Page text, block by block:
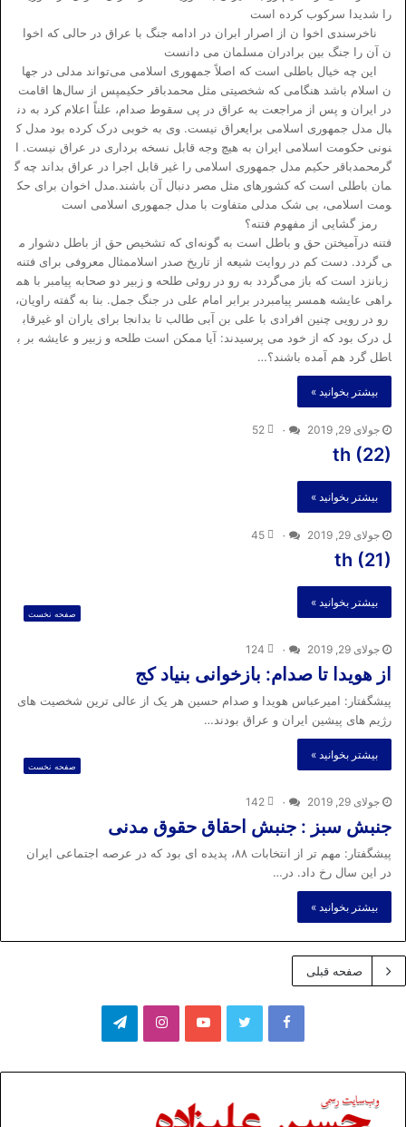
را شدیدا سرکوب کرده است
ناخرسندی اخوا ن از اصرار ابران در ادامه جنگ با عراق در حالی که اخوا
ن آن را جنگ بین برادران مسلمان می دانست
این چه خیال باطلی است که اصلاً جمهوری اسلامی می‌تواند مدلی در جها
ن اسلام باشد هنگامی که شخصیتی مثل محمدباقر حکیمپس از سال‌ها اقامت
در ایران و پس از مراجعت به عراق در پی سقوط صدام، علناً اعلام کرد به دن
بال مدل جمهوری اسلامی برایعراق نیست. وی به خوبی درک کرده بود مدل ک
نونی حکومت اسلامی ایران به هیچ وجه قابل نسخه برداری در عراق نیست. ا
گرمحمدباقر حکیم مدل جمهوری اسلامی را غیر قابل اجرا در عراق بداند چه گ
مان باطلی است که کشورهای مثل مصر دنبال آن باشند.مدل اخوان برای حک
ومت اسلامی، بی شک مدلی متفاوت با مدل جمهوری اسلامی است
رمز گشایی از مفهوم فتنه؟
فتنه درآمیختن حق و باطل است به گونه‌ای که تشخیص حق از باطل دشوار م
ی گردد. دست کم در روایت شیعه از تاریخ صدر اسلاممثال معروفی برای فتنه
زبانزد است که باز می‌گردد به رو در روئی طلحه و زبیر دو صحابه پیامبر با هم
راهی عایشه همسر پیامبردر برابر امام علی در جنگ جمل. بنا به گفته راویان،
رو در رویی چنین افرادی با علی بن آبی طالب تا بدانجا برای یاران او غیرقاب
ل درک بود که از خود می پرسیدند: آیا ممکن است طلحه و زبیر و عایشه بر ب
اطل گرد هم آمده باشند؟…
بیشتر بخوانید »
جولای 29, 2019 ۰ 52
th (22)
بیشتر بخوانید »
جولای 29, 2019 ۰ 45
th (21)
بیشتر بخوانید »
صفحه نخست
جولای 29, 2019 ۰ 124
از هویدا تا صدام: بازخوانی بنیاد کج
پیشگفتار: امیرعباس هویدا و صدام حسین هر یک از عالی ترین شخصیت های
رژیم های پیشین ایران و عراق بودند…
بیشتر بخوانید »
صفحه نخست
جولای 29, 2019 ۰ 142
جنبش سبز : جنبش احقاق حقوق مدنی
پیشگفتار: مهم تر از انتخابات ۸۸، پدیده ای بود که در عرصه اجتماعی ایران
در این سال رخ داد. در…
بیشتر بخوانید »
صفحه قبلی
فیسبوک توییتر یوتیوباینستاگرامتلگرام